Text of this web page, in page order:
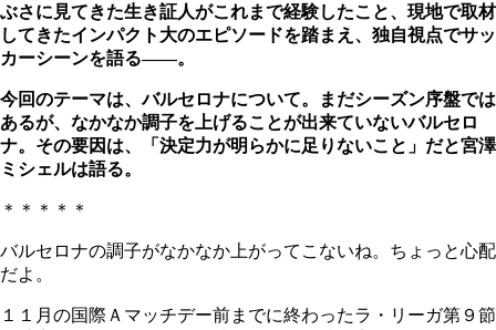
ぶさに見てきた生き証人がこれまで経験したこと、現地で取材
してきたインパクト大のエピソードを踏まえ、独自視点でサッ
カーシーンを語る――。
今回のテーマは、バルセロナについて。まだシーズン序盤では
あるが、なかなか調子を上げることが出来ていないバルセロ
ナ。その要因は、「決定力が明らかに足りないこと」だと宮澤
ミシェルは語る。
＊＊＊＊＊
バルセロナの調子がなかなか上がってこないね。ちょっと心配
だよ。
１１月の国際Ａマッチデー前までに終わったラ・リーガ第９節